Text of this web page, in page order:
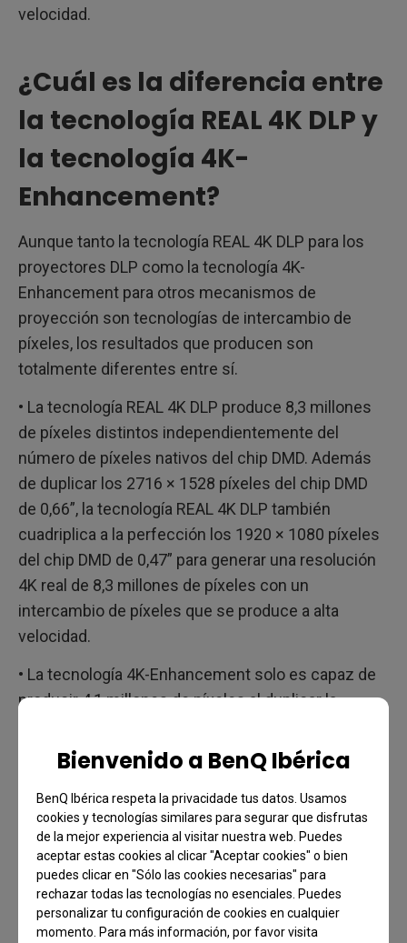
Bienvenido a BenQ Ibérica
BenQ Ibérica respeta la privacidade tus datos. Usamos
cookies y tecnologías similares para segurar que disfrutas
de la mejor experiencia al visitar nuestra web. Puedes
aceptar estas cookies al clicar "Aceptar cookies" o bien
puedes clicar en "Sólo las cookies necesarias" para
rechazar todas las tecnologías no esenciales. Puedes
personalizar tu configuración de cookies en cualquier
momento. Para más información, por favor visita
velocidad.
¿Cuál es la diferencia entre
la tecnología REAL 4K DLP y
la tecnología 4K-
Enhancement?
Aunque tanto la tecnología REAL 4K DLP para los
proyectores DLP como la tecnología 4K-
Enhancement para otros mecanismos de
proyección son tecnologías de intercambio de
píxeles, los resultados que producen son
totalmente diferentes entre sí.
• La tecnología REAL 4K DLP produce 8,3 millones
de píxeles distintos independientemente del
número de píxeles nativos del chip DMD. Además
de duplicar los 2716 × 1528 píxeles del chip DMD
de 0,66”, la tecnología REAL 4K DLP también
cuadriplica a la perfección los 1920 × 1080 píxeles
del chip DMD de 0,47” para generar una resolución
4K real de 8,3 millones de píxeles con un
intercambio de píxeles que se produce a alta
velocidad.
• La tecnología 4K-Enhancement solo es capaz de
producir 4,1 millones de píxeles al duplicar la
se obtienen menos de la mitad de los 8,3 millones
de píxeles que se necesitan para la resolución 4K
real.
*Esto se debe a la naturaleza de los cristales
líquidos, que no soportan la velocidad de
intercambio requerida para producir 8,3 millones de
píxeles.